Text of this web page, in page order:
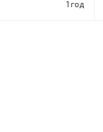
1 год